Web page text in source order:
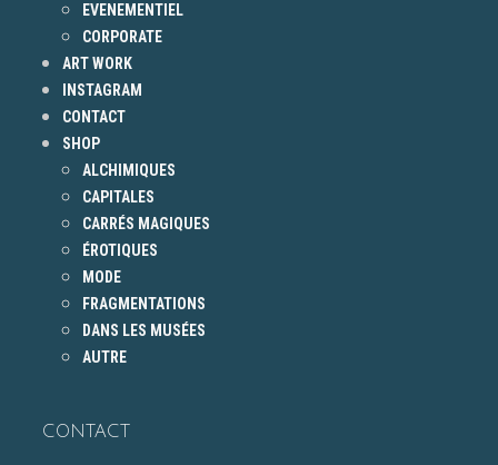
EVENEMENTIEL
CORPORATE
ART WORK
INSTAGRAM
CONTACT
SHOP
ALCHIMIQUES
CAPITALES
CARRÉS MAGIQUES
ÉROTIQUES
MODE
FRAGMENTATIONS
DANS LES MUSÉES
AUTRE
CONTACT